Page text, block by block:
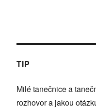
TIP
Milé tanečnice a
rozhovor a jakou